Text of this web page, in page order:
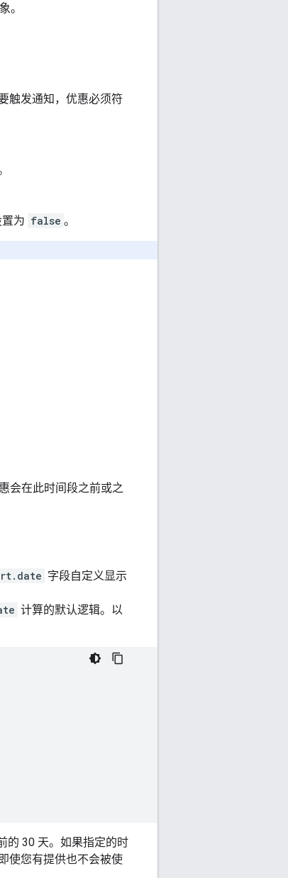
。
触发通知，优惠必须符
为 false 。
会在此时间段之前或之
字段自定义显示
计算的默认逻辑。以
的 30 天。如果指定的时
使您有提供也不会被使